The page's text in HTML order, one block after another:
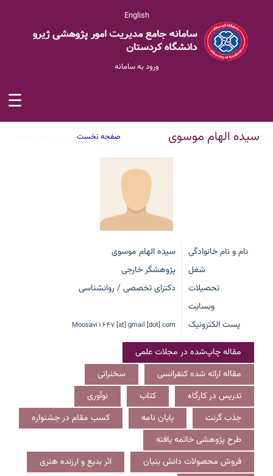
English
ورود به سامانه
☰
سیده الهام موسوی صفحه نخست
نام و نام خانوادگی
سیده الهام موسوی
شغل
پژوهشگر خارجی
تحصیلات
دکترای تخصصی / روانشناسی
وبسایت
پست الکترونیک
Moosavi1647 [at] gmail [dot] com
مقاله چاپ‌شده در مجلات علمی
مقاله ارائه شده کنفرانسی
سخنرانی
تدریس در کارگاه
کتاب
نوآوری
جذب گرنت
پایان نامه
کسب مقام در جشنواره
طرح پژوهشی خاتمه یافته
فروش محصولات دانش بنیان
اثر بدیع و ارزنده هنری